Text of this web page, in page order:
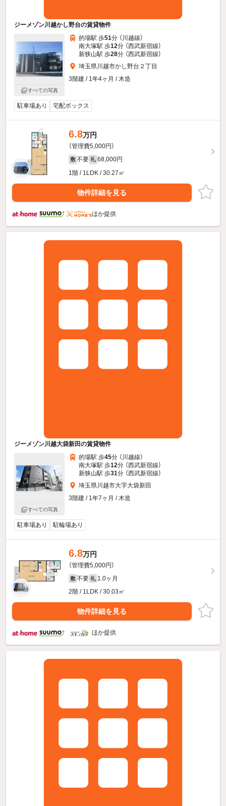
ジーメゾン川越かし野台の賃貸物件
すべての写真
的場駅 歩51分 （川越線）
南大塚駅 歩12分 （西武新宿線）
新狭山駅 歩28分 （西武新宿線）
埼玉県川越市かし野台２丁目
3階建 / 1年4ヶ月 / 木造
駐車場あり 宅配ボックス
6.8万円
（管理費5,000円）
敷 不要 礼 68,000円
1階 / 1LDK / 30.27㎡
物件詳細を見る
ほか提供
ジーメゾン川越大袋新田の賃貸物件
すべての写真
的場駅 歩45分 （川越線）
南大塚駅 歩12分 （西武新宿線）
新狭山駅 歩31分 （西武新宿線）
埼玉県川越市大字大袋新田
3階建 / 1年7ヶ月 / 木造
駐車場あり 駐輪場あり
6.8万円
（管理費5,000円）
敷 不要 礼 1.0ヶ月
2階 / 1LDK / 30.03㎡
物件詳細を見る
ほか提供